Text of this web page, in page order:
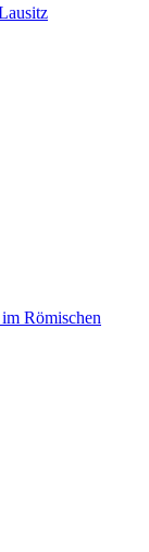
Römischen